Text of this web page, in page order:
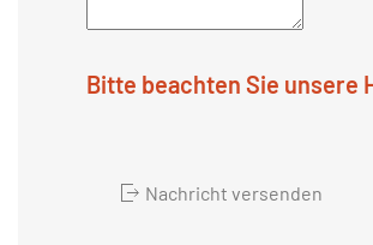
Bitte beachten Sie unsere
Nachricht versenden